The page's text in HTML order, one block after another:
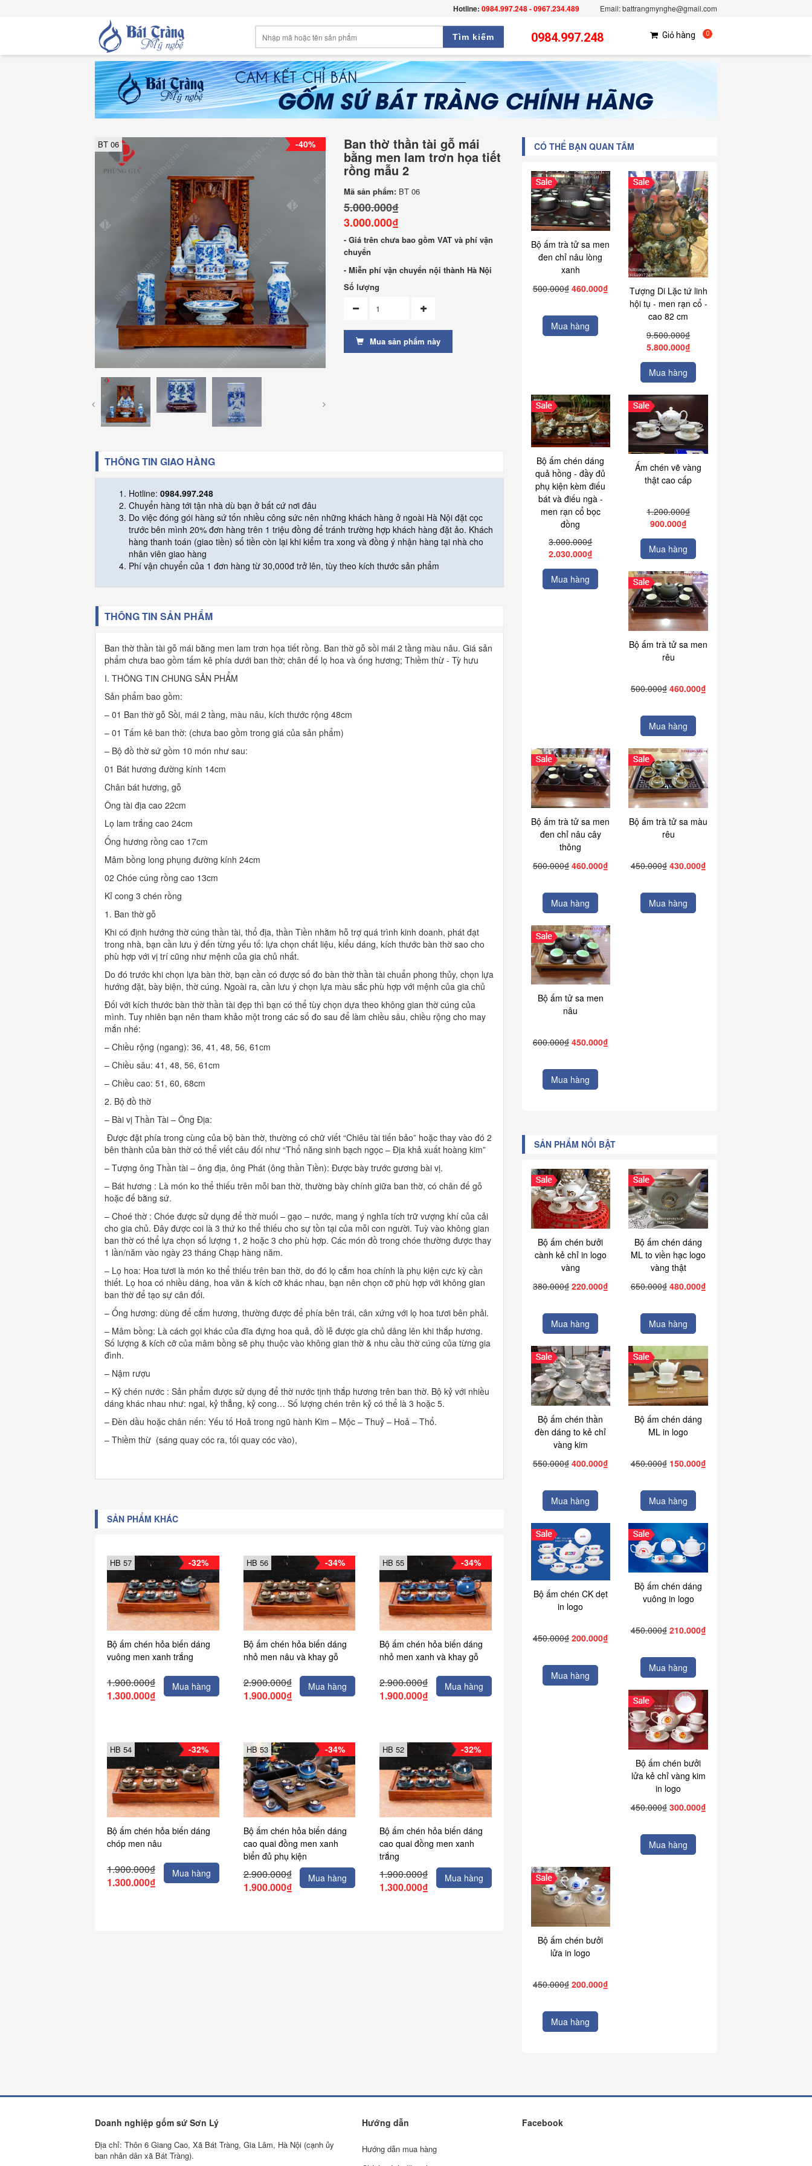
Hotline: 0984.997.248 - 0967.234.489 Email: battrangmynghe@gmail.com
Tìm kiếm 0984.997.248 Giỏ hàng 0
-40%
BT 06 Ban thờ thần tài gỗ mái
bằng men lam trơn họa tiết
rồng mẫu 2
Mã sản phẩm: BT 06
5.000.000₫
3.000.000₫
- Giá trên chưa bao gồm VAT và phí vận
chuyển
- Miễn phí vận chuyển nội thành Hà Nội
Số lượng
Mua sản phẩm này
THÔNG TIN GIAO HÀNG
Hotline: 0984.997.248
Chuyển hàng tới tận nhà dù bạn ở bất cứ nơi đâu
Do việc đóng gói hàng sứ tốn nhiều công sức nên những khách hàng ở ngoài Hà Nội đặt cọc
trước bên mình 20% đơn hàng trên 1 triệu đồng để tránh trường hợp khách hàng đặt ảo. Khách
hàng thanh toán (giao tiền) số tiền còn lại khi kiểm tra xong và đồng ý nhận hàng tại nhà cho
nhân viên giao hàng
Phí vận chuyển của 1 đơn hàng từ 30,000đ trở lên, tùy theo kích thước sản phẩm
THÔNG TIN SẢN PHẨM
Ban thờ thần tài gỗ mái bằng men lam trơn họa tiết rồng. Ban thờ gỗ sồi mái 2 tầng màu nâu. Giá sản
phẩm chưa bao gồm tấm kê phía dưới ban thờ; chân đế lọ hoa và ống hương; Thiềm thừ - Tỳ hưu
I. THÔNG TIN CHUNG SẢN PHẨM
Sản phẩm bao gồm:
– 01 Ban thờ gỗ Sồi, mái 2 tầng, màu nâu, kích thước rộng 48cm
– 01 Tấm kê ban thờ: (chưa bao gồm trong giá của sản phẩm)
– Bộ đồ thờ sứ gồm 10 món như sau:
01 Bát hương đường kính 14cm
Chân bát hương, gỗ
Ông tài địa cao 22cm
Lọ lam trắng cao 24cm
Ống hương rồng cao 17cm
Mâm bồng long phụng đường kính 24cm
02 Chóe cúng rồng cao 13cm
Kỉ cong 3 chén rồng
1. Ban thờ gỗ
Khi có định hướng thờ cúng thần tài, thổ địa, thần Tiền nhằm hỗ trợ quá trình kinh doanh, phát đạt
trong nhà, bạn cần lưu ý đến từng yếu tố: lựa chọn chất liệu, kiểu dáng, kích thước bàn thờ sao cho
phù hợp với vị trí cũng như mệnh của gia chủ nhất.
Do đó trước khi chọn lựa bàn thờ, bạn cần có được số đo bàn thờ thần tài chuẩn phong thủy, chọn lựa
hướng đặt, bày biện, thờ cúng. Ngoài ra, cần lưu ý chọn lựa màu sắc phù hợp với mệnh của gia chủ
Đối với kích thước bàn thờ thần tài đẹp thì bạn có thể tùy chọn dựa theo không gian thờ cúng của
mình. Tuy nhiên bạn nên tham khảo một trong các số đo sau để làm chiều sâu, chiều rộng cho may
mắn nhé:
– Chiều rộng (ngang): 36, 41, 48, 56, 61cm
– Chiều sâu: 41, 48, 56, 61cm
– Chiều cao: 51, 60, 68cm
2. Bộ đồ thờ
– Bài vị Thần Tài – Ông Địa:
Được đặt phía trong cùng của bộ bàn thờ, thường có chữ viết “Chiêu tài tiến bảo” hoặc thay vào đó 2
bên thành của bàn thờ có thể viết câu đối như “Thổ năng sinh bạch ngọc – Địa khả xuất hoàng kim”
– Tượng ông Thần tài – ông địa, ông Phát (ông thần Tiền): Được bày trước gương bài vị.
– Bát hương : Là món ko thể thiếu trên mỗi ban thờ, thường bày chính giữa ban thờ, có chân đế gỗ
hoặc đế bằng sứ.
– Choé thờ : Chóe được sử dụng để thờ muối – gạo – nước, mang ý nghĩa tích trữ vượng khí của cải
cho gia chủ. Đây được coi là 3 thứ ko thể thiếu cho sự tồn tại của mỗi con người. Tuỳ vào không gian
ban thờ có thể lựa chọn số lượng 1, 2 hoặc 3 cho phù hợp. Các món đồ trong chóe thường được thay
1 lần/năm vào ngày 23 tháng Chạp hàng năm.
– Lọ hoa: Hoa tươi là món ko thể thiếu trên ban thờ, do đó lọ cắm hoa chính là phụ kiện cực kỳ cần
thiết. Lọ hoa có nhiều dáng, hoa văn & kích cỡ khác nhau, bạn nên chọn cỡ phù hợp với không gian
ban thờ để tạo sự cân đối.
– Ống hương: dùng để cắm hương, thường được để phía bên trái, cân xứng với lọ hoa tươi bên phải.
– Mâm bồng: Là cách gọi khác của đĩa đựng hoa quả, đồ lễ được gia chủ dâng lên khi thắp hương.
Số lượng & kích cỡ của mâm bồng sẽ phụ thuộc vào không gian thờ & nhu cầu thờ cúng của từng gia
đình.
– Nậm rượu
– Kỷ chén nước : Sản phẩm được sử dụng để thờ nước tịnh thắp hương trên ban thờ. Bộ kỷ với nhiều
dáng khác nhau như: ngai, kỷ thẳng, kỷ cong… Số lượng chén trên kỷ có thể là 3 hoặc 5.
– Đèn dầu hoặc chân nến: Yếu tố Hoả trong ngũ hành Kim – Mộc – Thuỷ – Hoả – Thổ.
– Thiềm thừ (sáng quay cóc ra, tối quay cóc vào),
SẢN PHẨM KHÁC
-32%
HB 57
Bộ ấm chén hỏa biến dáng
vuông men xanh trắng
1.900.000₫
1.300.000₫
Mua hàng
-34%
HB 56
Bộ ấm chén hỏa biến dáng
nhỏ men nâu và khay gỗ
2.900.000₫
1.900.000₫
Mua hàng
-34%
HB 55
Bộ ấm chén hỏa biến dáng
nhỏ men xanh và khay gỗ
2.900.000₫
1.900.000₫
Mua hàng
-32%
HB 54
Bộ ấm chén hỏa biến dáng
chóp men nâu
1.900.000₫
1.300.000₫
Mua hàng
-34%
HB 53
Bộ ấm chén hỏa biến dáng
cao quai đồng men xanh
biển đủ phụ kiện
2.900.000₫
1.900.000₫
Mua hàng
-32%
HB 52
Bộ ấm chén hỏa biến dáng
cao quai đồng men xanh
trắng
1.900.000₫
1.300.000₫
Mua hàng
CÓ THỂ BẠN QUAN TÂM
Bộ ấm trà tử sa men
đen chỉ nâu lòng
xanh
500.000₫ 460.000₫
Mua hàng
Tượng Di Lặc tứ linh
hội tụ - men rạn cổ -
cao 82 cm
9.500.000₫
5.800.000₫
Mua hàng
Bộ ấm chén dáng
quả hồng - đầy đủ
phụ kiện kèm điếu
bát và điếu ngà -
men rạn cổ bọc
đồng
3.000.000₫
2.030.000₫
Mua hàng
Ấm chén vẽ vàng
thật cao cấp
1.200.000₫
900.000₫
Mua hàng
Bộ ấm trà tử sa men
rêu
500.000₫ 460.000₫
Mua hàng
Bộ ấm trà tử sa men
đen chỉ nâu cây
thông
500.000₫ 460.000₫
Mua hàng
Bộ ấm trà tử sa màu
rêu
450.000₫ 430.000₫
Mua hàng
Bộ ấm tử sa men
nâu
600.000₫ 450.000₫
Mua hàng
SẢN PHẨM NỔI BẬT
Bộ ấm chén bưởi
cành kẻ chỉ in logo
vàng
380.000₫ 220.000₫
Mua hàng
Bộ ấm chén dáng
ML to viền hạc logo
vàng thật
650.000₫ 480.000₫
Mua hàng
Bộ ấm chén thần
đèn dáng to kẻ chỉ
vàng kim
550.000₫ 400.000₫
Mua hàng
Bộ ấm chén dáng
ML in logo
450.000₫ 150.000₫
Mua hàng
Bộ ấm chén CK dẹt
in logo
450.000₫ 200.000₫
Mua hàng
Bộ ấm chén dáng
vuông in logo
450.000₫ 210.000₫
Mua hàng
Bộ ấm chén bưởi
lửa kẻ chỉ vàng kim
in logo
450.000₫ 300.000₫
Mua hàng
Bộ ấm chén bưởi
lửa in logo
450.000₫ 200.000₫
Mua hàng
Doanh nghiệp gốm sứ Sơn Lý
Địa chỉ: Thôn 6 Giang Cao, Xã Bát Tràng, Gia Lâm, Hà Nội (cạnh ủy
ban nhân dân xã Bát Tràng).
Hướng dẫn
Hướng dẫn mua hàng
Facebook